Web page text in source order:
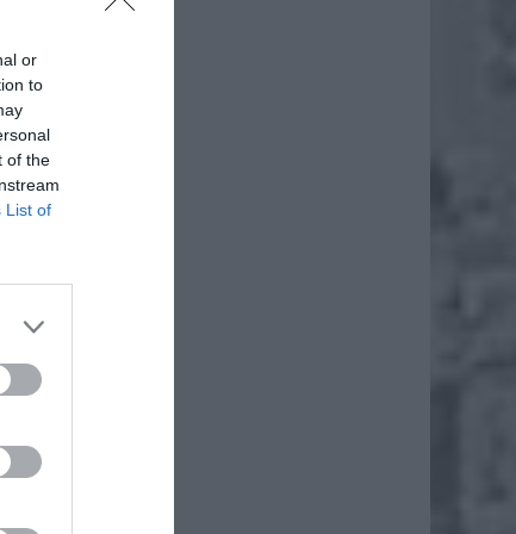
or
to
of the
List of